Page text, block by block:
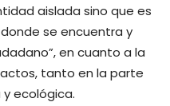
aislada sino que es
se encuentra y
en cuanto a la
tanto en la parte
ecológica.